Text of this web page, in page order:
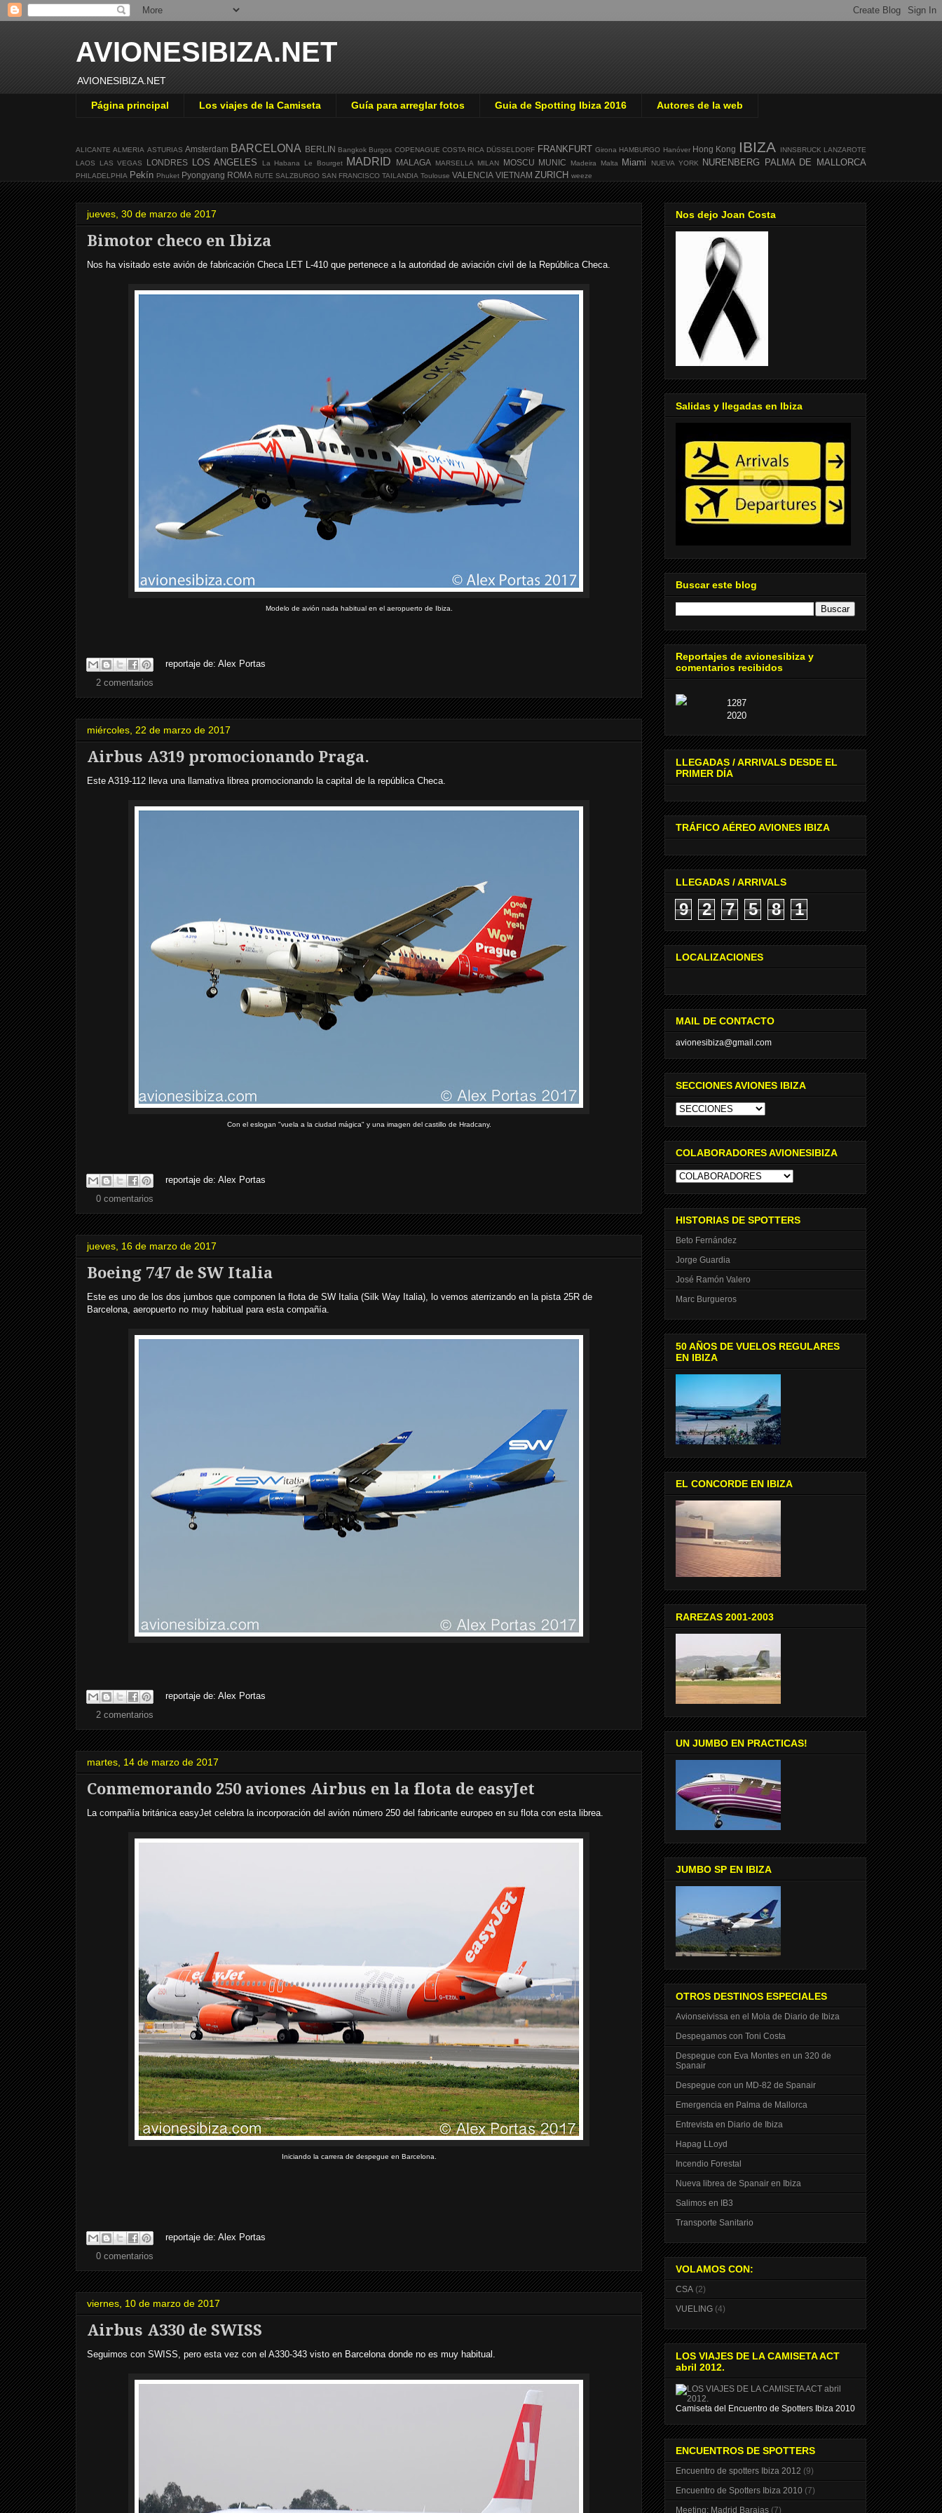
AVIONESIBIZA.NET
AVIONESIBIZA.NET
Página principal Los viajes de la Camiseta Guía para arreglar fotos Guia de Spotting Ibiza 2016 Autores de la web
ALICANTE ALMERIA ASTURIAS Amsterdam BARCELONA BERLIN Bangkok Burgos COPENAGUE COSTA RICA DÜSSELDORF FRANKFURT Girona HAMBURGO Hanóver Hong Kong IBIZA INNSBRUCK LANZAROTE
LAOS
LAS VEGAS LONDRES LOS ANGELES La Habana Le Bourget MADRID MALAGA MARSELLA MILAN MOSCU MUNIC Madeira Malta Miami NUEVA YORK NURENBERG PALMA DE MALLORCA
PHILADELPHIA Pekín Phuket Pyongyang ROMA RUTE SALZBURGO SAN FRANCISCO TAILANDIA Toulouse VALENCIA VIETNAM ZURICH weeze
jueves, 30 de marzo de 2017
Bimotor checo en Ibiza
Nos ha visitado este avión de fabricación Checa LET L-410 que pertenece a la autoridad de aviación civil de la República Checa.
Modelo de avión nada habitual en el aeropuerto de Ibiza.
reportaje de: Alex Portas
2 comentarios
miércoles, 22 de marzo de 2017
Airbus A319 promocionando Praga.
Este A319-112 lleva una llamativa librea promocionando la capital de la república Checa.
Con el eslogan "vuela a la ciudad mágica" y una imagen del castillo de Hradcany.
reportaje de: Alex Portas
0 comentarios
jueves, 16 de marzo de 2017
Boeing 747 de SW Italia
Este es uno de los dos jumbos que componen la flota de SW Italia (Silk Way Italia), lo vemos aterrizando en la pista 25R de
Barcelona, aeropuerto no muy habitual para esta compañía.
reportaje de: Alex Portas
2 comentarios
martes, 14 de marzo de 2017
Conmemorando 250 aviones Airbus en la flota de easyJet
La compañía británica easyJet celebra la incorporación del avión número 250 del fabricante europeo en su flota con esta librea.
Iniciando la carrera de despegue en Barcelona.
reportaje de: Alex Portas
0 comentarios
viernes, 10 de marzo de 2017
Airbus A330 de SWISS
Seguimos con SWISS, pero esta vez con el A330-343 visto en Barcelona donde no es muy habitual.
Nos dejo Joan Costa
Salidas y llegadas en Ibiza
Buscar este blog
Reportajes de avionesibiza y
comentarios recibidos
1287
2020
LLEGADAS / ARRIVALS DESDE EL
PRIMER DÍA
TRÁFICO AÉREO AVIONES IBIZA
LLEGADAS / ARRIVALS
9 2 7 5 8 1
LOCALIZACIONES
MAIL DE CONTACTO
avionesibiza@gmail.com
SECCIONES AVIONES IBIZA
COLABORADORES AVIONESIBIZA
HISTORIAS DE SPOTTERS
Beto Fernández
Jorge Guardia
José Ramón Valero
Marc Burgueros
50 AÑOS DE VUELOS REGULARES
EN IBIZA
EL CONCORDE EN IBIZA
RAREZAS 2001-2003
UN JUMBO EN PRACTICAS!
JUMBO SP EN IBIZA
OTROS DESTINOS ESPECIALES
Avionseivissa en el Mola de Diario de Ibiza
Despegamos con Toni Costa
Despegue con Eva Montes en un 320 de
Spanair
Despegue con un MD-82 de Spanair
Emergencia en Palma de Mallorca
Entrevista en Diario de Ibiza
Hapag LLoyd
Incendio Forestal
Nueva librea de Spanair en Ibiza
Salimos en IB3
Transporte Sanitario
VOLAMOS CON:
CSA (2)
VUELING (4)
LOS VIAJES DE LA CAMISETA ACT
abril 2012.
Camiseta del Encuentro de Spotters Ibiza 2010
ENCUENTROS DE SPOTTERS
Encuentro de spotters Ibiza 2012 (9)
Encuentro de Spotters Ibiza 2010 (7)
Meeting: Madrid Barajas (7)